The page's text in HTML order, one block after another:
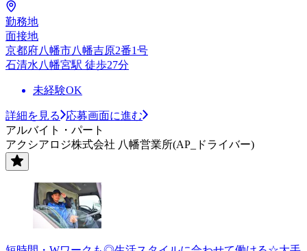
勤務地
面接地
京都府八幡市八幡吉原2番1号
石清水八幡宮駅 徒歩27分
未経験OK
詳細を見る
応募画面に進む
アルバイト・パート
アクシアロジ株式会社 八幡営業所(AP_ドライバー)